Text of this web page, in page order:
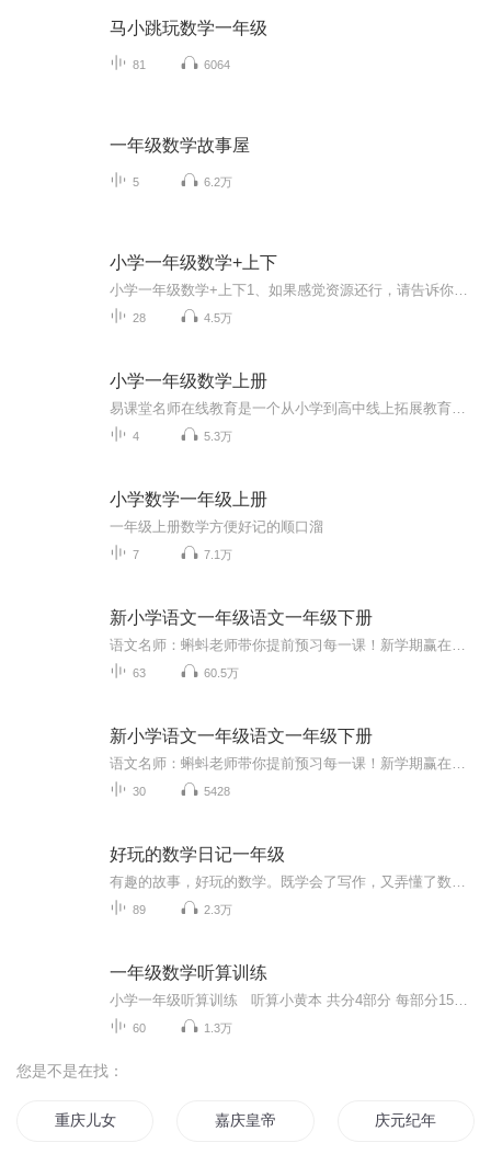
马小跳玩数学一年级
81 6064
一年级数学故事屋
5 6.2万
小学一年级数学+上下
28 4.5万
小学一年级数学上册
4 5.3万
小学数学一年级上册
一年级上册数学方便好记的顺口溜
7 7.1万
新小学语文一年级语文一年级下册
63 60.5万
新小学语文一年级语文一年级下册
30 5428
好玩的数学日记一年级
89 2.3万
一年级数学听算训练
60 1.3万
您是不是在找：
重庆儿女 嘉庆皇帝 庆元纪年